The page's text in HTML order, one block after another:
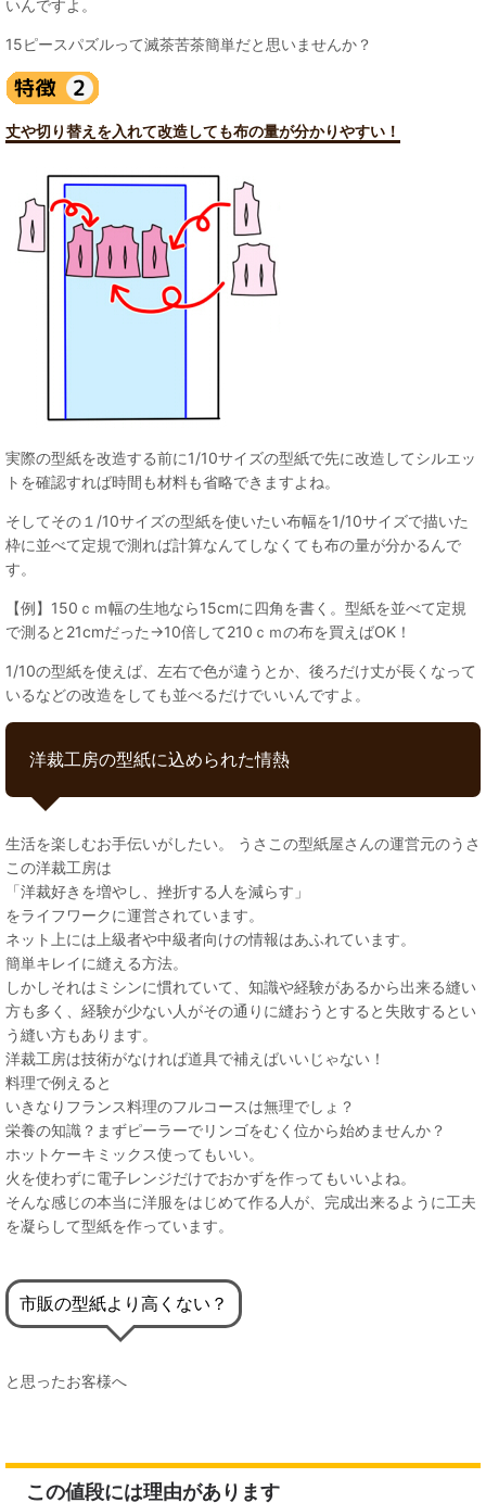
いんですよ。
15ピースパズルって滅茶苦茶簡単だと思いませんか？
丈や切り替えを入れて改造しても布の量が分かりやすい！
実際の型紙を改造する前に1/10サイズの型紙で先に改造してシルエッ
トを確認すれば時間も材料も省略できますよね。
そしてその１/10サイズの型紙を使いたい布幅を1/10サイズで描いた
枠に並べて定規で測れば計算なんてしなくても布の量が分かるんで
す。
【例】150ｃｍ幅の生地なら15cmに四角を書く。型紙を並べて定規
で測ると21cmだった→10倍して210ｃｍの布を買えばOK！
1/10の型紙を使えば、左右で色が違うとか、後ろだけ丈が長くなって
いるなどの改造をしても並べるだけでいいんですよ。
洋裁工房の型紙に込められた情熱
生活を楽しむお手伝いがしたい。 うさこの型紙屋さんの運営元のうさ
この洋裁工房は
「洋裁好きを増やし、挫折する人を減らす」
をライフワークに運営されています。
ネット上には上級者や中級者向けの情報はあふれています。
簡単キレイに縫える方法。
しかしそれはミシンに慣れていて、知識や経験があるから出来る縫い
方も多く、経験が少ない人がその通りに縫おうとすると失敗するとい
う縫い方もあります。
洋裁工房は技術がなければ道具で補えばいいじゃない！
料理で例えると
いきなりフランス料理のフルコースは無理でしょ？
栄養の知識？まずピーラーでリンゴをむく位から始めませんか？
ホットケーキミックス使ってもいい。
火を使わずに電子レンジだけでおかずを作ってもいいよね。
そんな感じの本当に洋服をはじめて作る人が、完成出来るように工夫
を凝らして型紙を作っています。
市販の型紙より高くない？
と思ったお客様へ
この値段には理由があります